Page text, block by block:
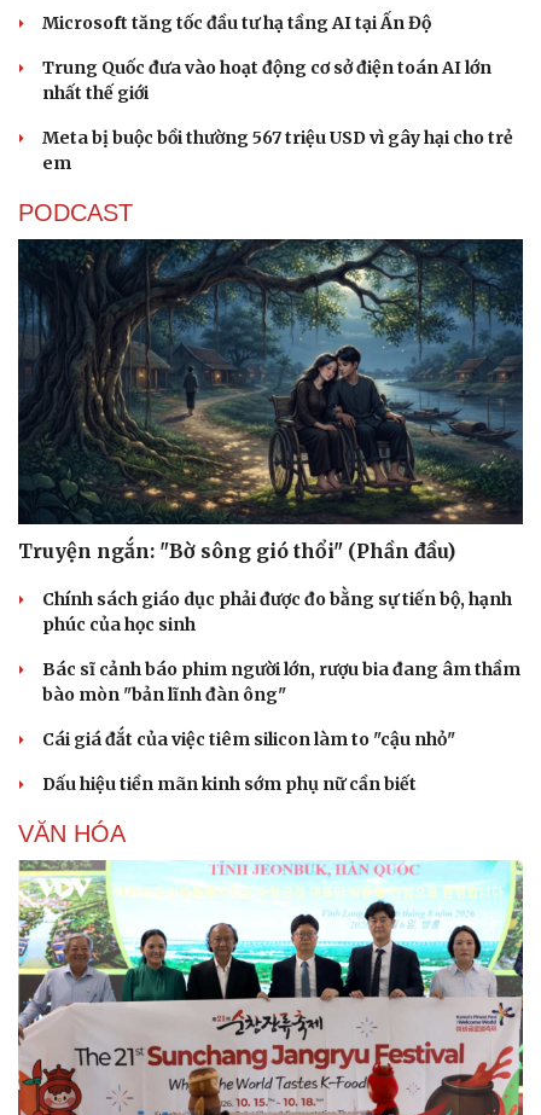
Dinh dưỡng - món ngon
Sản phụ khoa
Nhi khoa
Làm đẹp - giảm cân
Phòng mạch online
Ăn sạch sống khỏe
Tình yêu - Gia đình
Microsoft tăng tốc đầu tư hạ tầng AI tại Ấn Độ
Trung Quốc đưa vào hoạt động cơ sở điện toán AI lớn
nhất thế giới
Meta bị buộc bồi thường 567 triệu USD vì gây hại cho trẻ
em
PODCAST
Truyện ngắn: "Bờ sông gió thổi" (Phần đầu)
Chính sách giáo dục phải được đo bằng sự tiến bộ, hạnh
phúc của học sinh
Bác sĩ cảnh báo phim người lớn, rượu bia đang âm thầm
bào mòn "bản lĩnh đàn ông"
Cái giá đắt của việc tiêm silicon làm to "cậu nhỏ"
Dấu hiệu tiền mãn kinh sớm phụ nữ cần biết
VĂN HÓA